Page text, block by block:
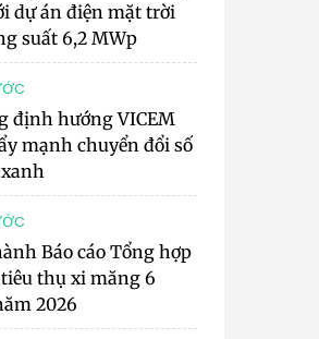
dự án điện mặt trời
suất 6,2 MWp
định hướng VICEM
mạnh chuyển đổi số
Báo cáo Tổng hợp
thụ xi măng 6
2026